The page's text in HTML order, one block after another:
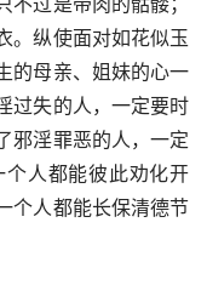
。纵使面对如花似玉
的母亲、姐妹的心一
过失的人，一定要时
邪淫罪恶的人，一定
人都能彼此劝化开
个人都能长保清德节